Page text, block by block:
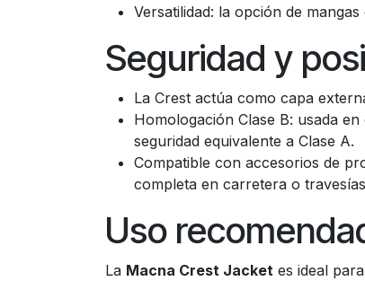
Versatilidad: la opción de
Seguridad y
La Crest actúa como capa
Homologación Clase B: usada
seguridad equivalente a Clase A.
Compatible con accesorios de
completa en carretera o
Uso
La Macna Crest Jacket es ideal